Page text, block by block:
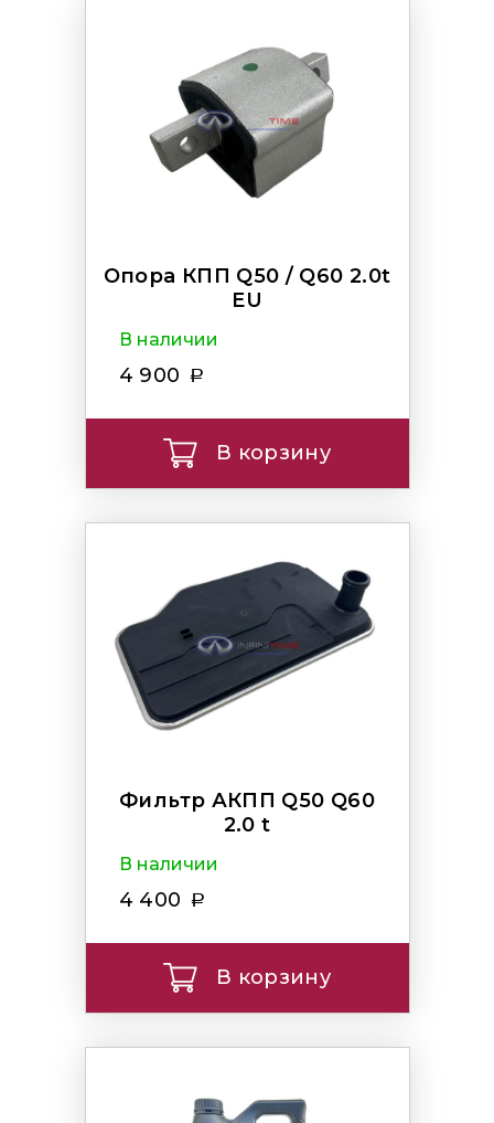
Опора КПП Q50 / Q60 2.0t
EU
В наличии
4 900
В корзину
Фильтр АКПП Q50 Q60
2.0 t
В наличии
4 400
В корзину